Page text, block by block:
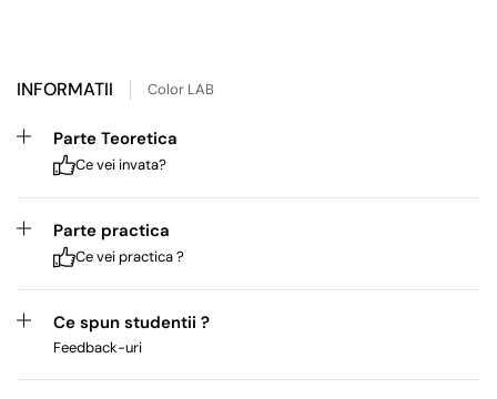
INFORMATII Color LAB
Parte Teoretica
Ce vei invata?
Parte practica
Ce vei practica ?
Ce spun studentii ?
Feedback-uri